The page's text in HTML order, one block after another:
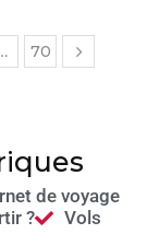
70
de voyage
?
Vols